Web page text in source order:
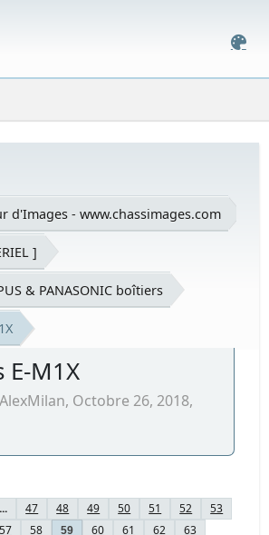
d'Images - www.chassimages.com
]
& PANASONIC boîtiers
E-M1X
Octobre 26, 2018,
... 47 48 49 50 51 52
53
57 58 59 60 61 62
63